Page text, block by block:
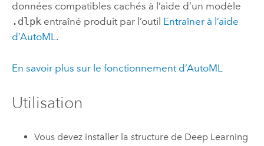
données compatibles cachés à l’aide d’un modèle
.dlpkentraîné produit par l’outil Entraîner à l’aide
d’AutoML.
En savoir plus sur le fonctionnement d’AutoML
Utilisation
Vous devez installer la structure de Deep Learning